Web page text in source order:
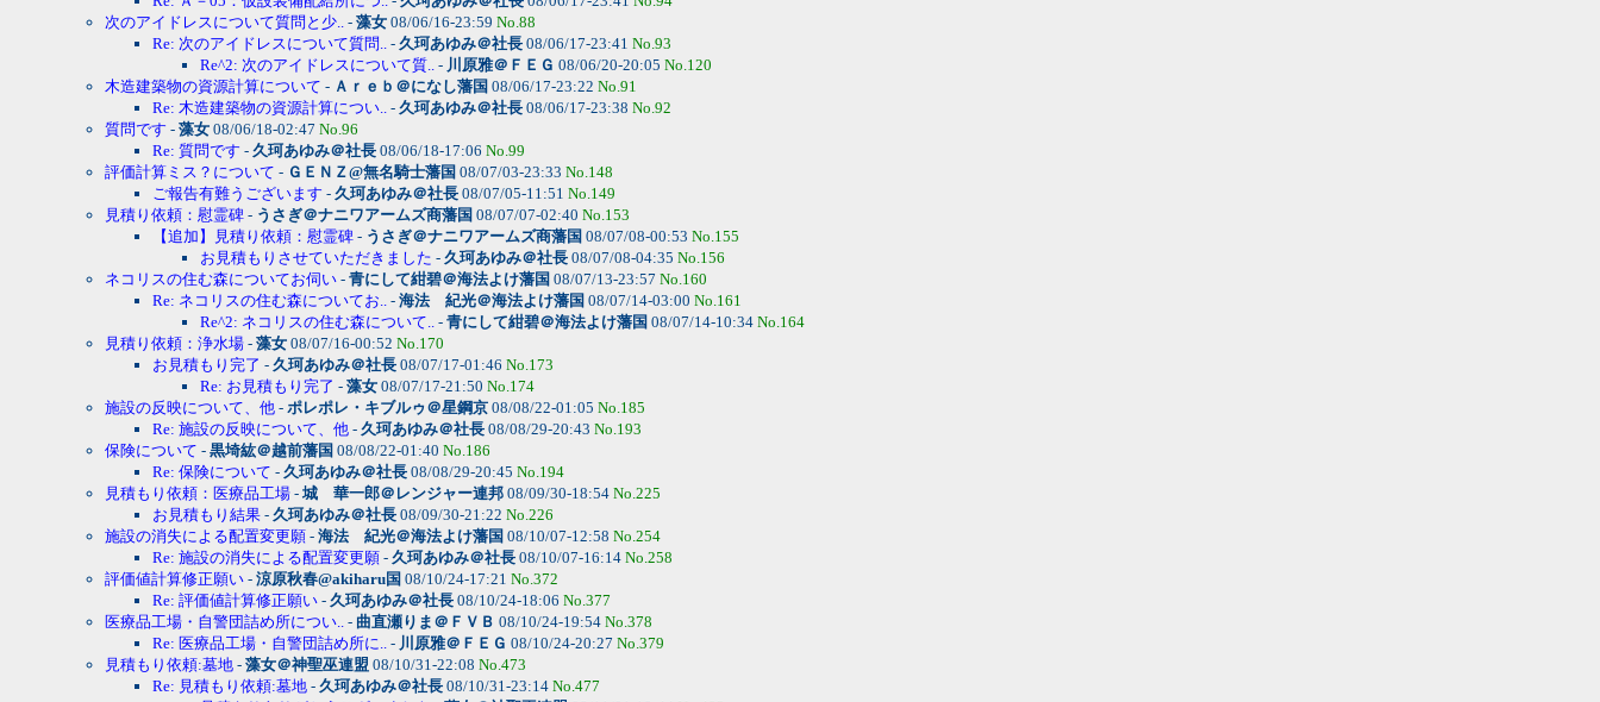
次のアイドレスについて質問と少.. - 藻女 08/06/16-23:59 No.88
Re: 次のアイドレスについて質問.. - 久珂あゆみ＠社長 08/06/17-23:41 No.93
Re^2: 次のアイドレスについて質.. - 川原雅＠ＦＥＧ 08/06/20-20:05 No.120
木造建築物の資源計算について - Ａｒｅｂ＠になし藩国 08/06/17-23:22 No.91
Re: 木造建築物の資源計算につい.. - 久珂あゆみ＠社長 08/06/17-23:38 No.92
質問です - 藻女 08/06/18-02:47 No.96
Re: 質問です - 久珂あゆみ＠社長 08/06/18-17:06 No.99
評価計算ミス？について - ＧＥＮＺ@無名騎士藩国 08/07/03-23:33 No.148
ご報告有難うございます - 久珂あゆみ＠社長 08/07/05-11:51 No.149
見積り依頼：慰霊碑 - うさぎ＠ナニワアームズ商藩国 08/07/07-02:40 No.153
【追加】見積り依頼：慰霊碑 - うさぎ＠ナニワアームズ商藩国 08/07/08-00:53 No.155
お見積もりさせていただきました - 久珂あゆみ＠社長 08/07/08-04:35 No.156
ネコリスの住む森についてお伺い - 青にして紺碧＠海法よけ藩国 08/07/13-23:57 No.160
Re: ネコリスの住む森についてお.. - 海法 紀光＠海法よけ藩国 08/07/14-03:00 No.161
Re^2: ネコリスの住む森について.. - 青にして紺碧＠海法よけ藩国 08/07/14-10:34 No.164
見積り依頼：浄水場 - 藻女 08/07/16-00:52 No.170
お見積もり完了 - 久珂あゆみ＠社長 08/07/17-01:46 No.173
Re: お見積もり完了 - 藻女 08/07/17-21:50 No.174
施設の反映について、他 - ポレポレ・キブルゥ＠星鋼京 08/08/22-01:05 No.185
Re: 施設の反映について、他 - 久珂あゆみ＠社長 08/08/29-20:43 No.193
保険について - 黒埼紘＠越前藩国 08/08/22-01:40 No.186
Re: 保険について - 久珂あゆみ＠社長 08/08/29-20:45 No.194
見積もり依頼：医療品工場 - 城 華一郎＠レンジャー連邦 08/09/30-18:54 No.225
お見積もり結果 - 久珂あゆみ＠社長 08/09/30-21:22 No.226
施設の消失による配置変更願 - 海法 紀光＠海法よけ藩国 08/10/07-12:58 No.254
Re: 施設の消失による配置変更願 - 久珂あゆみ＠社長 08/10/07-16:14 No.258
評価値計算修正願い - 涼原秋春@akiharu国 08/10/24-17:21 No.372
Re: 評価値計算修正願い - 久珂あゆみ＠社長 08/10/24-18:06 No.377
医療品工場・自警団詰め所につい.. - 曲直瀬りま＠ＦＶＢ 08/10/24-19:54 No.378
Re: 医療品工場・自警団詰め所に.. - 川原雅＠ＦＥＧ 08/10/24-20:27 No.379
見積もり依頼:墓地 - 藻女＠神聖巫連盟 08/10/31-22:08 No.473
Re: 見積もり依頼:墓地 - 久珂あゆみ＠社長 08/10/31-23:14 No.477